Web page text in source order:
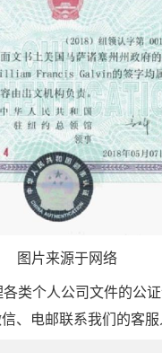
图片来源于网络
类个人公司文件的公
、电邮联系我们的客服